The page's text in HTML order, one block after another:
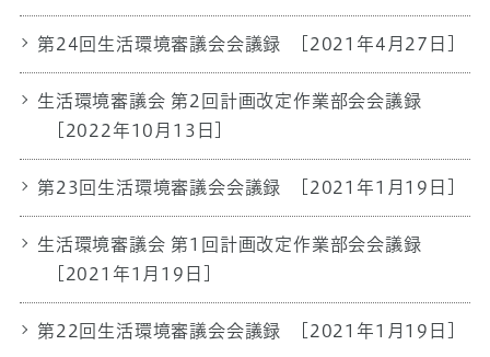
第24回生活環境審議会会議録 [2021年4月27日]
生活環境審議会 第2回計画改定作業部会会議録
[2022年10月13日]
第23回生活環境審議会会議録 [2021年1月19日]
生活環境審議会 第1回計画改定作業部会会議録
[2021年1月19日]
第22回生活環境審議会会議録 [2021年1月19日]